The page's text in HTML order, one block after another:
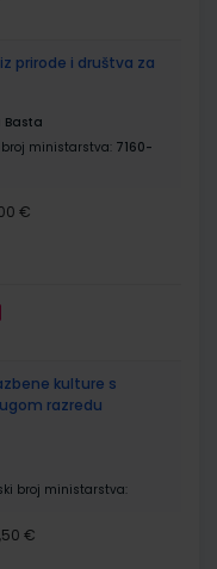
iz prirode i društva za
Basta
ministarstva: 7160-
€
kulture s
razredu
broj ministarstva:
€